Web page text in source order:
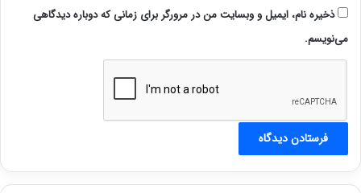
ذخیره نام، ایمیل و وبسایت من در مرورگر برای زمانی که دوباره دیدگاهی
می‌نویسم.